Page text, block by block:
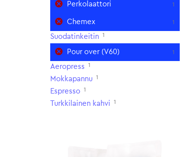
Perkolaattori 1
Chemex 1
Suodatinkeitin 1
Pour over (V60) 1
Aeropress 1
Mokkapannu 1
Espresso 1
Turkkilainen kahvi 1